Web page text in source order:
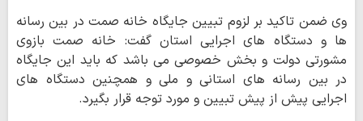
وی ضمن تاکید بر لزوم تبیین جایگاه خانه صمت در بین رسانه
ها و دستگاه های اجرایی استان گفت: خانه صمت بازوی
مشورتی دولت و بخش خصوصی می باشد که باید این جایگاه
در بین رسانه های استانی و ملی و همچنین دستگاه های
اجرایی پیش از پیش تبیین و مورد توجه قرار بگیرد.